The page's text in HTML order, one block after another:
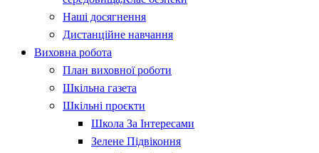
Наші досягнення
Дистанційне навчання
Виховна робота
План виховної роботи
Шкільна газета
Шкільні проєкти
Школа За Інтересами
Зелене Підвіконня